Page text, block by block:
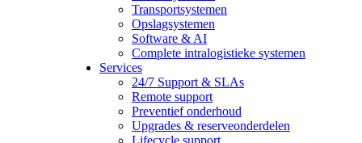
Transportsystemen
Opslagsystemen
Software & AI
Complete intralogistieke systemen
Services
24/7 Support & SLAs
Remote support
Preventief onderhoud
Upgrades & reserveonderdelen
Lifecycle support